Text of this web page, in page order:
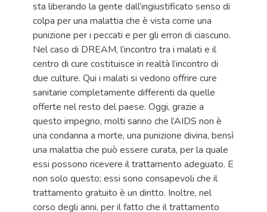
sta liberando la gente dall’ingiustificato senso di
colpa per una malattia che è vista come una
punizione per i peccati e per gli errori di ciascuno.
Nel caso di DREAM, l’incontro tra i malati e il
centro di cure costituisce in realtà l’incontro di
due culture. Qui i malati si vedono offrire cure
sanitarie completamente differenti da quelle
offerte nel resto del paese. Oggi, grazie a
questo impegno, molti sanno che l’AIDS non è
una condanna a morte, una punizione divina, bensì
una malattia che può essere curata, per la quale
essi possono ricevere il trattamento adeguato. E
non solo questo; essi sono consapevoli che il
trattamento gratuito è un diritto. Inoltre, nel
corso degli anni, per il fatto che il trattamento